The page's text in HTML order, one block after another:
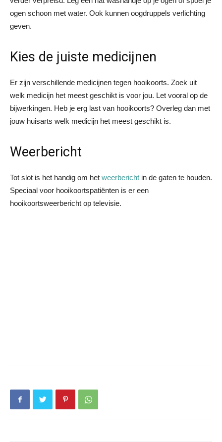
ogen schoon met water. Ook kunnen oogdruppels verlichting
geven.
Kies de juiste medicijnen
Er zijn verschillende medicijnen tegen hooikoorts. Zoek uit
welk medicijn het meest geschikt is voor jou. Let vooral op de
bijwerkingen. Heb je erg last van hooikoorts? Overleg dan met
jouw huisarts welk medicijn het meest geschikt is.
Weerbericht
Tot slot is het handig om het weerbericht in de gaten te houden.
Speciaal voor hooikoortspatiënten is er een
hooikoortsweerbericht op televisie.